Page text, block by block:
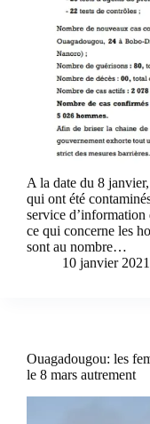
A la date du 8
qui ont été
service
ce qui concerne les
sont au nombre…
10 janvier 2021
Ouagadougou: les
le 8 mars autrement